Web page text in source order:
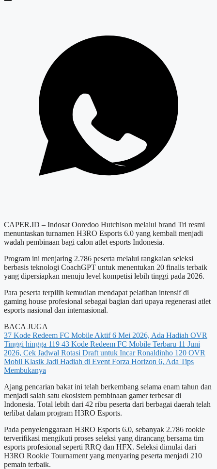
CAPER.ID – Indosat Ooredoo Hutchison melalui brand Tri resmi
menuntaskan turnamen H3RO Esports 6.0 yang kembali menjadi
wadah pembinaan bagi calon atlet esports Indonesia.
Program ini menjaring 2.786 peserta melalui rangkaian seleksi
berbasis teknologi CoachGPT untuk menentukan 20 finalis terbaik
yang dipersiapkan menuju level kompetisi lebih tinggi pada 2026.
Para peserta terpilih kemudian mendapat pelatihan intensif di
gaming house profesional sebagai bagian dari upaya regenerasi atlet
esports nasional dan internasional.
BACA JUGA
37 Kode Redeem FC Mobile Aktif 6 Mei 2026, Ada Hadiah OVR
Tinggi hingga 119 43 Kode Redeem FC Mobile Terbaru 11 Juni
2026, Cek Jadwal Rotasi Draft untuk Incar Ronaldinho 120 OVR
Mobil Klasik Jadi Hadiah di Event Forza Horizon 6, Ada Tips
Membukanya
Ajang pencarian bakat ini telah berkembang selama enam tahun dan
menjadi salah satu ekosistem pembinaan gamer terbesar di
Indonesia. Total lebih dari 42 ribu peserta dari berbagai daerah telah
terlibat dalam program H3RO Esports.
Pada penyelenggaraan H3RO Esports 6.0, sebanyak 2.786 rookie
terverifikasi mengikuti proses seleksi yang dirancang bersama tim
esports profesional seperti RRQ dan HFX. Seleksi dimulai dari
H3RO Rookie Tournament yang menyaring peserta menjadi 210
pemain terbaik.